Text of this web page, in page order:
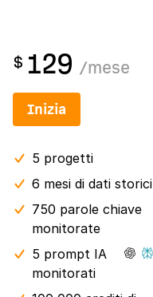
$ 129 /mese
Inizia
5 progetti
6 mesi di dati storici
750 parole chiave
monitorate
5 prompt IA
monitorati